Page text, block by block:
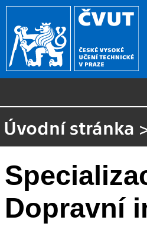
Úvodní stránka
Dopravní